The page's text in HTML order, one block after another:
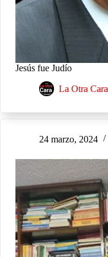
Jesús fue Judío
La Otra Cara
24 marzo, 2024